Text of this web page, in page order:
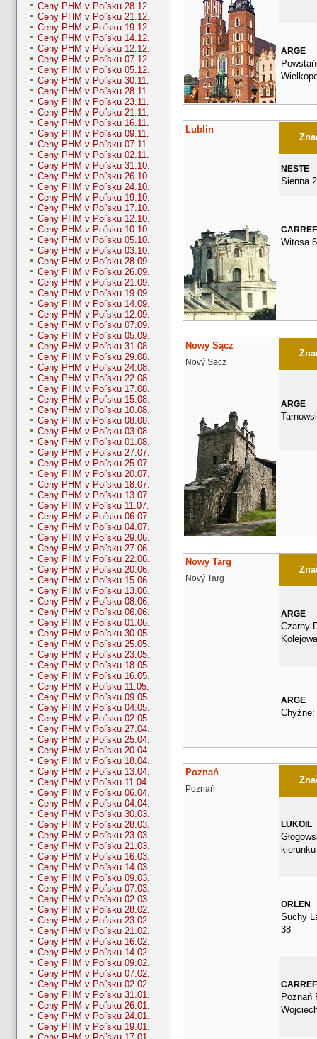
Ceny PHM v Poľsku 28.12.
Ceny PHM v Poľsku 21.12.
Ceny PHM v Poľsku 19.12.
Ceny PHM v Poľsku 14.12.
Ceny PHM v Poľsku 12.12.
Ceny PHM v Poľsku 07.12.
Ceny PHM v Poľsku 05.12.
Ceny PHM v Poľsku 30.11.
Ceny PHM v Poľsku 28.11.
Ceny PHM v Poľsku 23.11.
Ceny PHM v Poľsku 21.11.
Ceny PHM v Poľsku 16.11.
Ceny PHM v Poľsku 09.11.
Ceny PHM v Poľsku 07.11.
Ceny PHM v Poľsku 02.11.
Ceny PHM v Poľsku 31.10.
Ceny PHM v Poľsku 26.10.
Ceny PHM v Poľsku 24.10.
Ceny PHM v Poľsku 19.10.
Ceny PHM v Poľsku 17.10.
Ceny PHM v Poľsku 12.10.
Ceny PHM v Poľsku 10.10.
Ceny PHM v Poľsku 05.10.
Ceny PHM v Poľsku 03.10.
Ceny PHM v Poľsku 28.09.
Ceny PHM v Poľsku 26.09.
Ceny PHM v Poľsku 21.09.
Ceny PHM v Poľsku 19.09.
Ceny PHM v Poľsku 14.09.
Ceny PHM v Poľsku 12.09.
Ceny PHM v Poľsku 07.09.
Ceny PHM v Poľsku 05.09.
Ceny PHM v Poľsku 31.08.
Ceny PHM v Poľsku 29.08.
Ceny PHM v Poľsku 24.08.
Ceny PHM v Poľsku 22.08.
Ceny PHM v Poľsku 17.08.
Ceny PHM v Poľsku 15.08.
Ceny PHM v Poľsku 10.08.
Ceny PHM v Poľsku 08.08.
Ceny PHM v Poľsku 03.08.
Ceny PHM v Poľsku 01.08.
Ceny PHM v Poľsku 27.07.
Ceny PHM v Poľsku 25.07.
Ceny PHM v Poľsku 20.07.
Ceny PHM v Poľsku 18.07.
Ceny PHM v Poľsku 13.07.
Ceny PHM v Poľsku 11.07.
Ceny PHM v Poľsku 06.07.
Ceny PHM v Poľsku 04.07.
Ceny PHM v Poľsku 29.06.
Ceny PHM v Poľsku 27.06.
Ceny PHM v Poľsku 22.06.
Ceny PHM v Poľsku 20.06.
Ceny PHM v Poľsku 15.06.
Ceny PHM v Poľsku 13.06.
Ceny PHM v Poľsku 08.06.
Ceny PHM v Poľsku 06.06.
Ceny PHM v Poľsku 01.06.
Ceny PHM v Poľsku 30.05.
Ceny PHM v Poľsku 25.05.
Ceny PHM v Poľsku 23.05.
Ceny PHM v Poľsku 18.05.
Ceny PHM v Poľsku 16.05.
Ceny PHM v Poľsku 11.05.
Ceny PHM v Poľsku 09.05.
Ceny PHM v Poľsku 04.05.
Ceny PHM v Poľsku 02.05.
Ceny PHM v Poľsku 27.04.
Ceny PHM v Poľsku 25.04.
Ceny PHM v Poľsku 20.04.
Ceny PHM v Poľsku 18.04.
Ceny PHM v Poľsku 13.04.
Ceny PHM v Poľsku 11.04.
Ceny PHM v Poľsku 06.04.
Ceny PHM v Poľsku 04.04.
Ceny PHM v Poľsku 30.03.
Ceny PHM v Poľsku 28.03.
Ceny PHM v Poľsku 23.03.
Ceny PHM v Poľsku 21.03.
Ceny PHM v Poľsku 16.03.
Ceny PHM v Poľsku 14.03.
Ceny PHM v Poľsku 09.03.
Ceny PHM v Poľsku 07.03.
Ceny PHM v Poľsku 02.03.
Ceny PHM v Poľsku 28.02.
Ceny PHM v Poľsku 23.02.
Ceny PHM v Poľsku 21.02.
Ceny PHM v Poľsku 16.02.
Ceny PHM v Poľsku 14.02.
Ceny PHM v Poľsku 09.02.
Ceny PHM v Poľsku 07.02.
Ceny PHM v Poľsku 02.02.
Ceny PHM v Poľsku 31.01.
Ceny PHM v Poľsku 26.01.
Ceny PHM v Poľsku 24.01.
Ceny PHM v Poľsku 19.01.
ARGE
Lublin
NESTE
Sienna
Witosa
Nowy Sącz
Nový Sacz
ARGE
Nowy Targ
Nový Targ
ARGE
Czarny
ARGE
Chyżne:
Poznań
Poznaň
LUKOIL
kierunku
ORLEN
Suchy
38
Poznań